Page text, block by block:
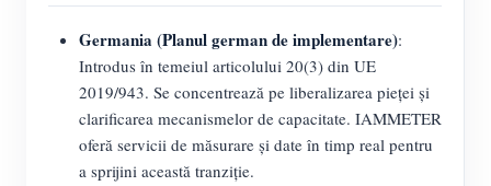
Germania (Planul german de implementare):
Introdus în temeiul articolului 20(3) din UE
2019/943. Se concentrează pe liberalizarea pieței și
clarificarea mecanismelor de capacitate. IAMMETER
oferă servicii de măsurare și date în timp real pentru
a sprijini această tranziție.